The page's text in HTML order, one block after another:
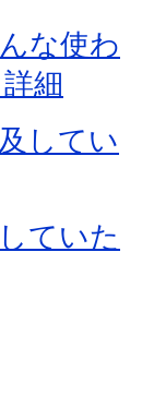
な使わ
細
してい
ていた